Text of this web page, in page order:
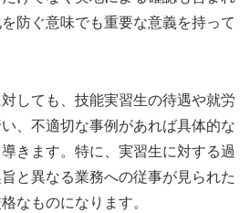
防ぐ意味でも重要な意義を持って
しても、技能実習生の待遇や就労
、不適切な事例があれば具体的な
きます。特に、実習生に対する過
と異なる業務への従事が見られた
なものになります。